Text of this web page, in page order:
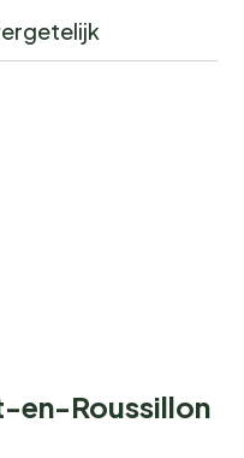
en-Roussillon